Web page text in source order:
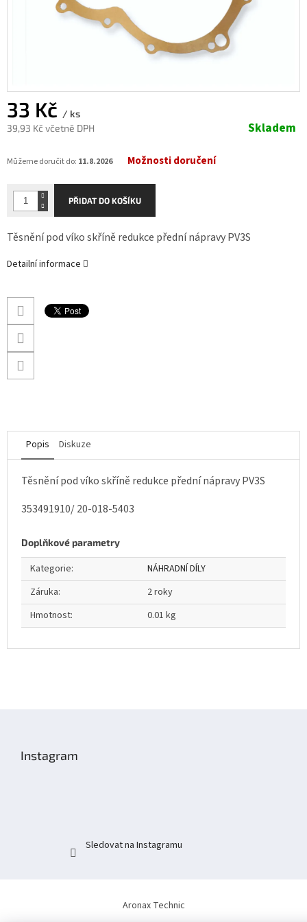
33 Kč / ks
39,93 Kč včetně DPH
cena:
Skladem
Můžeme doručit do: 11.8.2026 Možnosti doručení
PŘIDAT DO KOŠÍKU
Těsnění pod víko skříně redukce přední nápravy PV3S
Detailní informace
Popis Diskuze
Těsnění pod víko skříně redukce přední nápravy PV3S
353491910/ 20-018-5403
Doplňkové parametry
Kategorie:
NÁHRADNÍ DÍLY
Záruka:
2 roky
Hmotnost: 0.01 kg
Instagram
Sledovat na Instagramu
Aronax Technic